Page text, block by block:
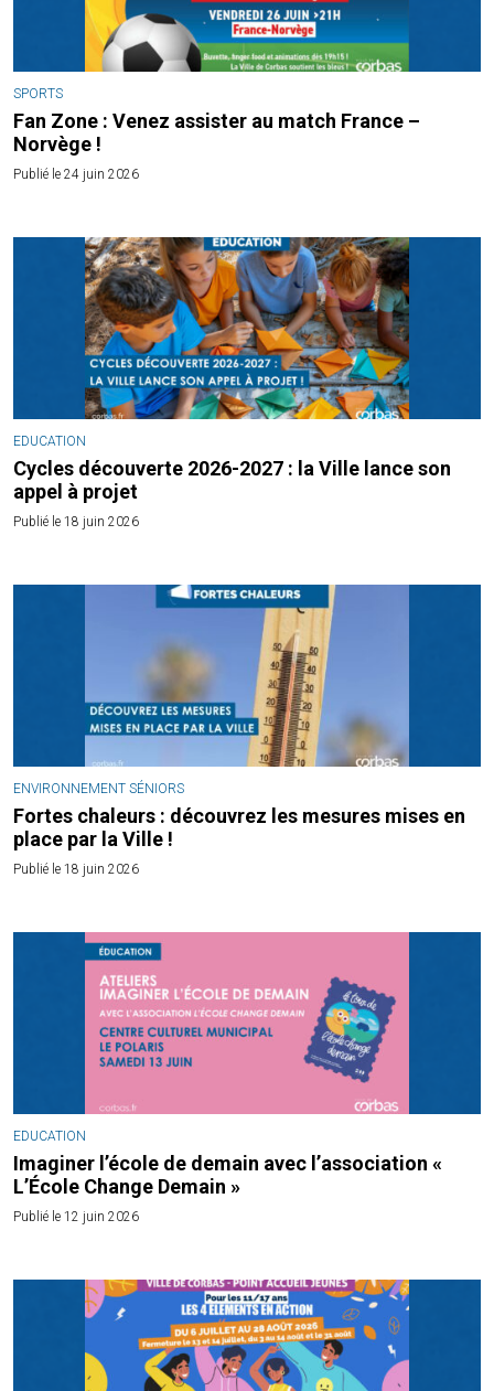
SPORTS
Fan Zone : Venez assister au match France –
Norvège !
Publié le 24 juin 2026
EDUCATION
Cycles découverte 2026-2027 : la Ville lance son
appel à projet
Publié le 18 juin 2026
ENVIRONNEMENT SÉNIORS
Fortes chaleurs : découvrez les mesures mises en
place par la Ville !
Publié le 18 juin 2026
EDUCATION
Imaginer l’école de demain avec l’association «
L’École Change Demain »
Publié le 12 juin 2026